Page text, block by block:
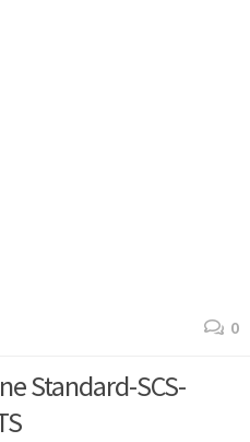
0
Standard-SCS-